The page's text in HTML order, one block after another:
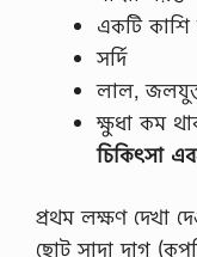
একটি কাশি
সর্দি
লাল,
ক্ষুধা কম
চিকিৎসা
প্রথম লক্ষণ দেখা
ছোট সাদা দাগ